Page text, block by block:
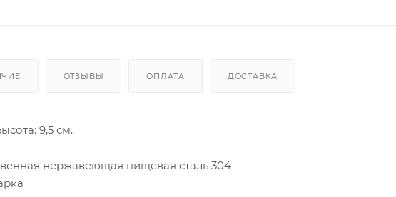
ОТЗЫВЫ ОПЛАТА ДОСТАВКА
9,5 см.
нержавеющая пищевая сталь 304